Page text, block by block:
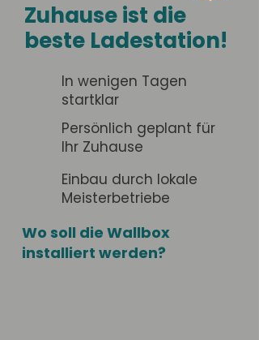
Zuhause ist die
beste Ladestation!
In wenigen Tagen
startklar
Persönlich geplant für
Ihr Zuhause
Einbau durch lokale
Meisterbetriebe
Wo soll die Wallbox
installiert werden?